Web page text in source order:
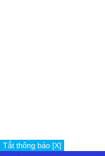
Tắt thông báo [X]